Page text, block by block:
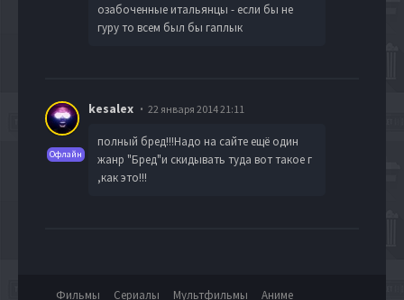
озабоченные итальянцы - если бы не
гуру то всем был бы гаплык
Офлайн
kesalex 22 января 2014 21:11
полный бред!!!Надо на сайте ещё один
жанр "Бред"и скидывать туда вот такое г
,как это!!!
Фильмы Сериалы Мультфильмы Аниме